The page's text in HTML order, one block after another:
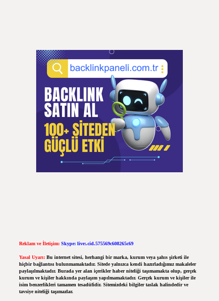
Reklam ve İletişim: Skype: live:.cid.575569c608265c69
Yasal Uyarı: Bu internet sitesi, herhangi bir marka, kurum veya şahıs şirketi ile
hiçbir bağlantısı bulunmamaktadır. Sitede yalnızca kendi hazırladığımız makaleler
paylaşılmaktadır. Burada yer alan içerikler haber niteliği taşımamakta olup, gerçek
kurum ve kişiler hakkında paylaşım yapılmamaktadır. Gerçek kurum ve kişiler ile
isim benzerlikleri tamamen tesadüfidir. Sitemizdeki bilgiler taslak halindedir ve
tavsiye niteliği taşımazlar.